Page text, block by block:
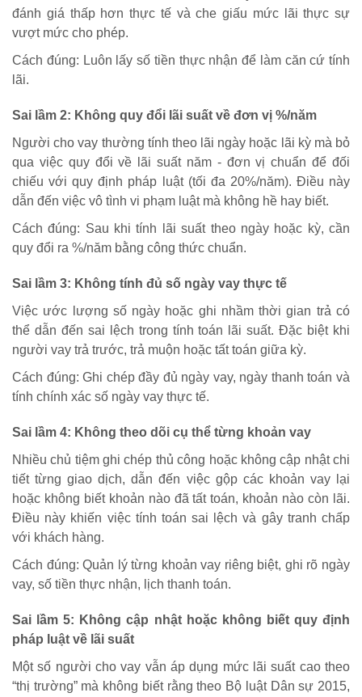
đánh giá thấp hơn thực tế và che giấu mức lãi thực sự
vượt mức cho phép.
Cách đúng: Luôn lấy số tiền thực nhận để làm căn cứ tính
lãi.
Sai lầm 2: Không quy đổi lãi suất về đơn vị %/năm
Người cho vay thường tính theo lãi ngày hoặc lãi kỳ mà bỏ
qua việc quy đổi về lãi suất năm - đơn vị chuẩn để đối
chiếu với quy định pháp luật (tối đa 20%/năm). Điều này
dẫn đến việc vô tình vi phạm luật mà không hề hay biết.
Cách đúng: Sau khi tính lãi suất theo ngày hoặc kỳ, cần
quy đổi ra %/năm bằng công thức chuẩn.
Sai lầm 3: Không tính đủ số ngày vay thực tế
Việc ước lượng số ngày hoặc ghi nhầm thời gian trả có
thể dẫn đến sai lệch trong tính toán lãi suất. Đặc biệt khi
người vay trả trước, trả muộn hoặc tất toán giữa kỳ.
Cách đúng: Ghi chép đầy đủ ngày vay, ngày thanh toán và
tính chính xác số ngày vay thực tế.
Sai lầm 4: Không theo dõi cụ thể từng khoản vay
Nhiều chủ tiệm ghi chép thủ công hoặc không cập nhật chi
tiết từng giao dịch, dẫn đến việc gộp các khoản vay lại
hoặc không biết khoản nào đã tất toán, khoản nào còn lãi.
Điều này khiến việc tính toán sai lệch và gây tranh chấp
với khách hàng.
Cách đúng: Quản lý từng khoản vay riêng biệt, ghi rõ ngày
vay, số tiền thực nhận, lịch thanh toán.
Sai lầm 5: Không cập nhật hoặc không biết quy định
pháp luật về lãi suất
Một số người cho vay vẫn áp dụng mức lãi suất cao theo
“thị trường” mà không biết rằng theo Bộ luật Dân sự 2015,